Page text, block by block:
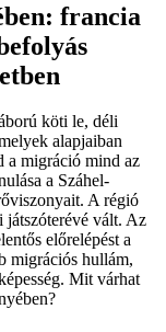
francia
köti le, déli
alapjaiban
a migráció mind az
a Száhel-
A régió
játszóterévé vált. Az
előrelépést a
migrációs hullám,
Mit várhat